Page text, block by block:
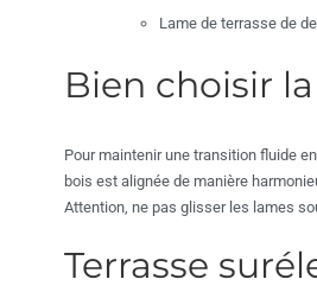
Lame de terrasse de
Bien choisir
Pour maintenir une transition fluide
bois est alignée de manière
Attention, ne pas glisser les lames
Terrasse